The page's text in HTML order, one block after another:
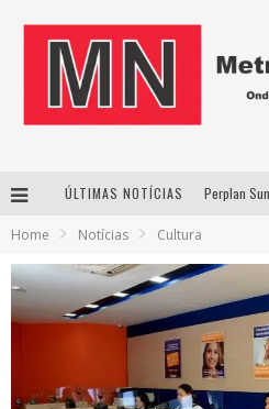
ÚLTIMAS NOTÍCIAS
Home Notícias Cultura